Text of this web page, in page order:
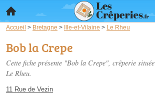
Accueil > Bretagne > Ille-et-Vilaine > Le Rheu
Bob la Crepe
Cette fiche présente "Bob la Crepe", crêperie située
Le Rheu.
11 Rue de Vezin